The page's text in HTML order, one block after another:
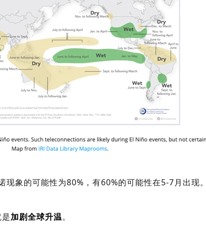
现象的可能性为80%，有60%的可能性在5-7月出现。
加剧全球升温。